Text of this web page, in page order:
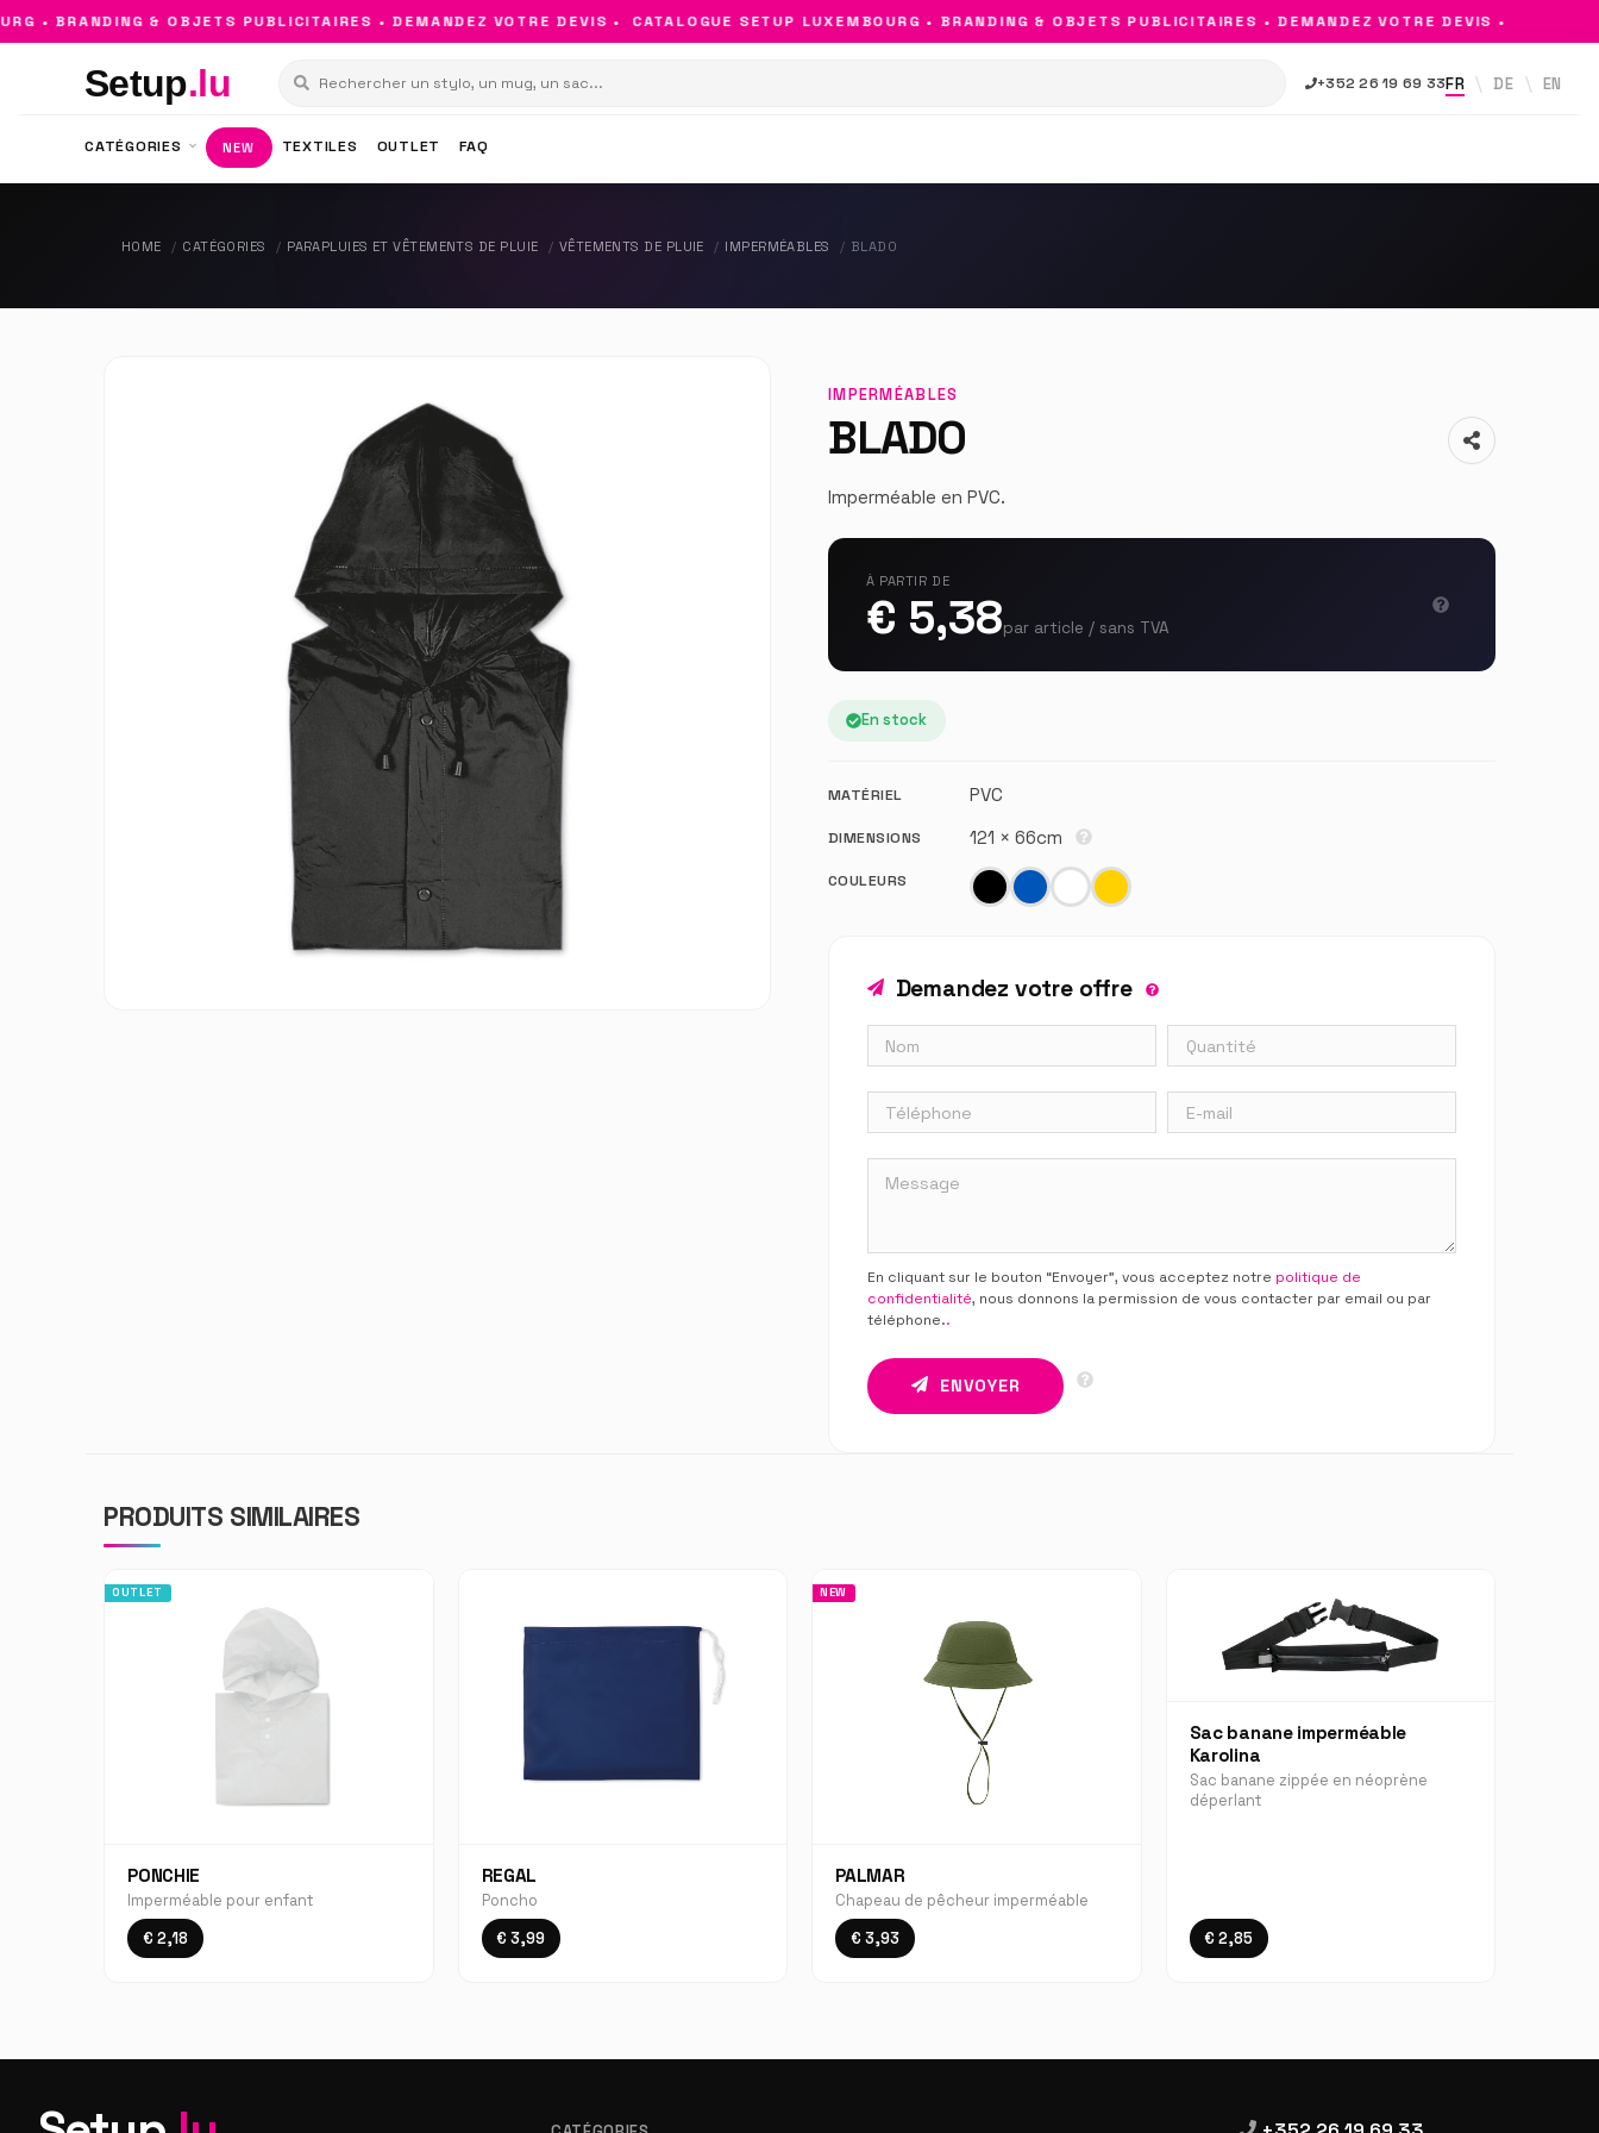
• BRANDING & OBJETS PUBLICITAIRES • DEMANDEZ VOTRE DEVIS • CATALOGUE SETUP LUXEMBOURG • BRANDING & OBJETS PUBLICITAIRES • DEMANDEZ VOTRE DEVIS •
Setup.lu +352 26 19 69 33FR DE EN
CATÉGORIES NEW TEXTILES OUTLET FAQ
HOME CATÉGORIES PARAPLUIES ET VÊTEMENTS DE PLUIE VÊTEMENTS DE PLUIE IMPERMÉABLES BLADO
IMPERMÉABLES
BLADO
Imperméable en PVC.
À PARTIR DE
€ 5,38par article / sans TVA
En stock
MATÉRIEL PVC
DIMENSIONS 121 × 66cm
COULEURS
Demandez votre offre
En cliquant sur le bouton “Envoyer”, vous acceptez notre politique de
confidentialité, nous donnons la permission de vous contacter par email ou par
téléphone..
ENVOYER
PRODUITS SIMILAIRES
OUTLET
PONCHIE
Imperméable pour enfant
€ 2,18
REGAL
Poncho
€ 3,99
NEW
PALMAR
Chapeau de pêcheur imperméable
€ 3,93
Sac banane imperméable
Karolina
Sac banane zippée en néoprène
déperlant
€ 2,85